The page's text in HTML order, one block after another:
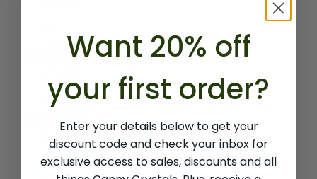
Turques-et-
Îles Vierges
britanniques
Îles
Want 20% off
your first order?
Enter your details below to get your
discount code and check your inbox for
exclusive access to sales, discounts and all